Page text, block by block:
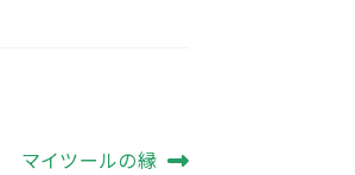
次
マイツールの縁